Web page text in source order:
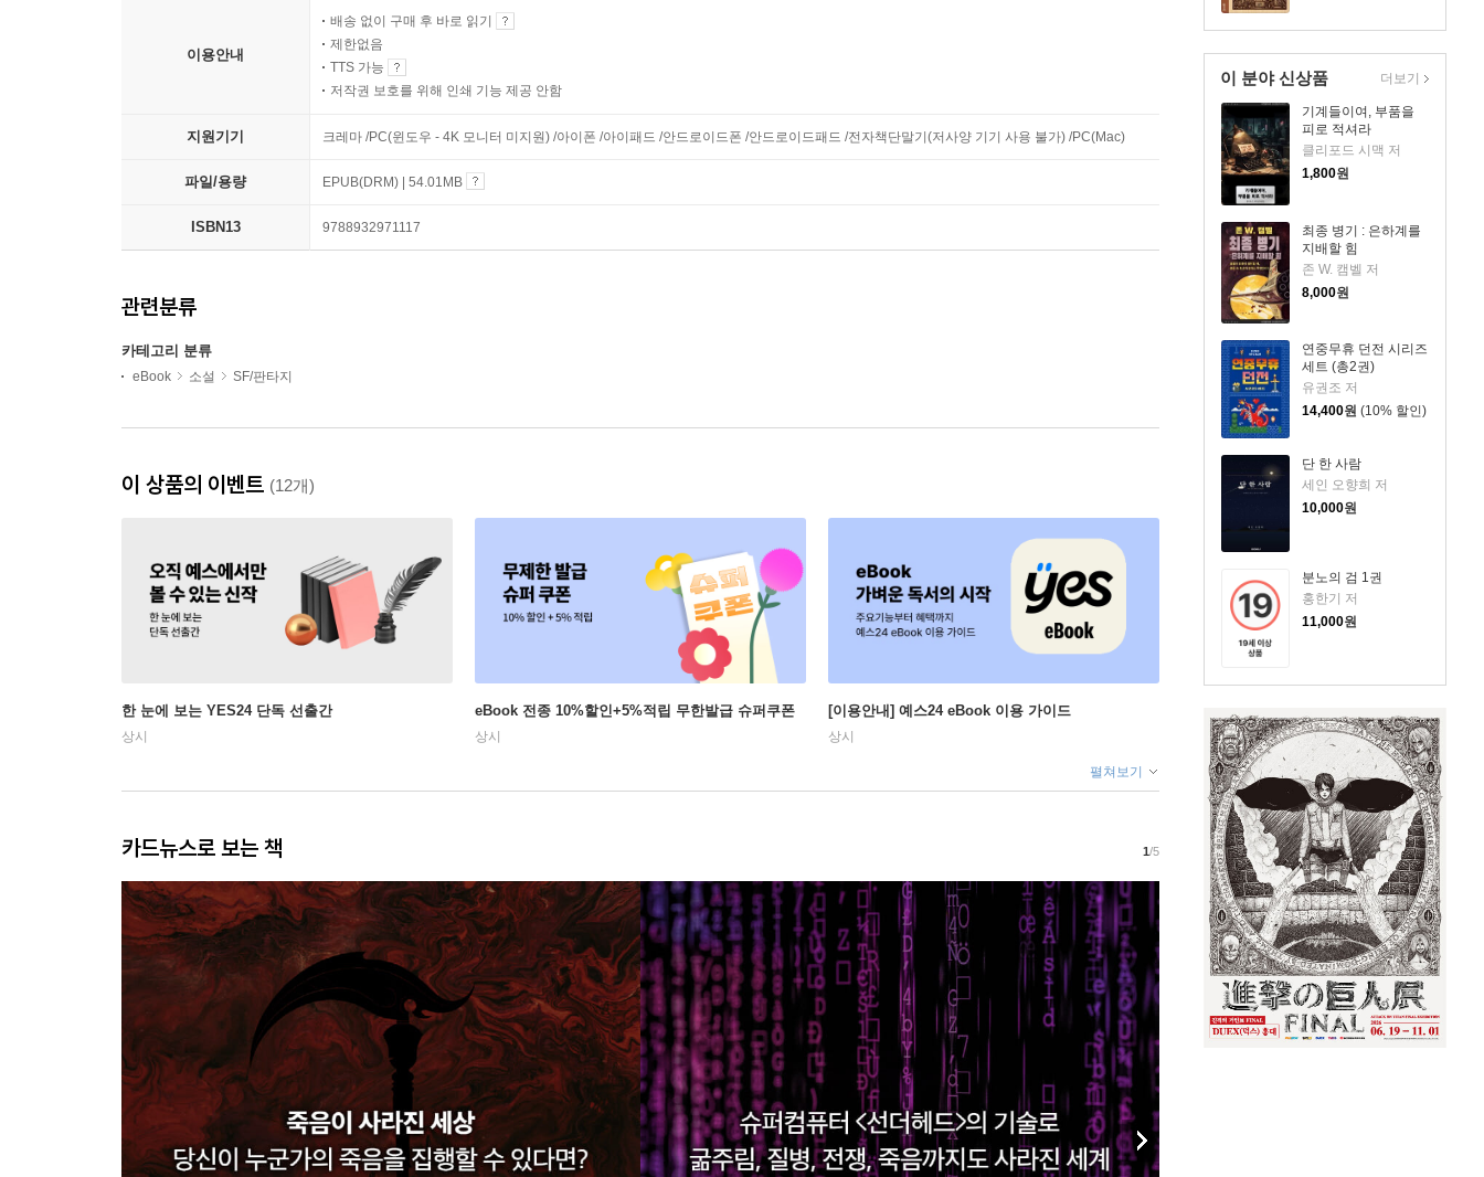
이 분야 신상품
기계들이여, 부품을
피로 적셔라
클리포드 시맥 저
1,800원
최종 병기 : 은하계를
지배할 힘
존 W. 캠벨 저
8,000원
연중무휴 던전 시리즈
세트 (총2권)
유권조 저
14,400원 (10% 할인)
단 한 사람
세인 오향희 저
10,000원
분노의 검 1권
홍한기 저
11,000원
더보기
이용안내
배송 없이 구매 후 바로 읽기
제한없음
TTS 가능
저작권 보호를 위해 인쇄 기능 제공 안함
지원기기 크레마 /PC(윈도우 - 4K 모니터 미지원) /아이폰 /아이패드 /안드로이드폰 /안드로이드패드 /전자책단말기(저사양 기기 사용 불가) /PC(Mac)
파일/용량 EPUB(DRM) | 54.01MB
ISBN13 9788932971117
관련분류
카테고리 분류
eBook 소설 SF/판타지
이 상품의 이벤트 (12개)
한 눈에 보는 YES24 단독 선출간
상시
eBook 전종 10%할인+5%적립 무한발급 슈퍼쿠폰
상시
[이용안내] 예스24 eBook 이용 가이드
상시
펼쳐보기
카드뉴스로 보는 책 1/5